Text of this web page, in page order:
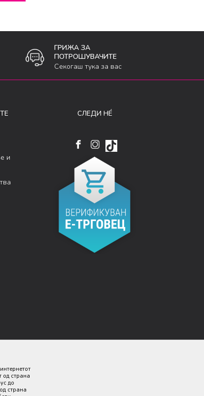
ГРИЖА ЗА
ПОТРОШУВАЧИТЕ
Секогаш тука за вас
и
СЛЕДИ НÉ
од страна
до
страна